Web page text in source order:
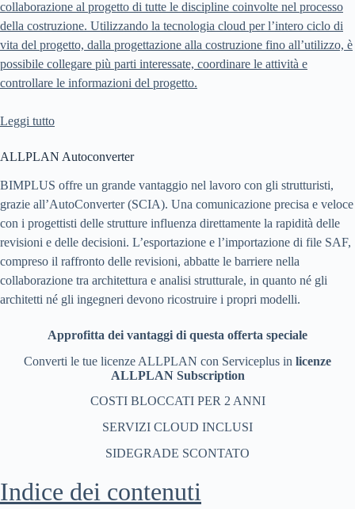
collaborazione al progetto di tutte le discipline coinvolte nel processo
della costruzione. Utilizzando la tecnologia cloud per l’intero ciclo di
vita del progetto, dalla progettazione alla costruzione fino all’utilizzo, è
possibile collegare più parti interessate, coordinare le attività e
controllare le informazioni del progetto.
Leggi tutto
ALLPLAN Autoconverter
BIMPLUS offre un grande vantaggio nel lavoro con gli strutturisti,
grazie all’AutoConverter (SCIA). Una comunicazione precisa e veloce
con i progettisti delle strutture influenza direttamente la rapidità delle
revisioni e delle decisioni. L’esportazione e l’importazione di file SAF,
compreso il raffronto delle revisioni, abbatte le barriere nella
collaborazione tra architettura e analisi strutturale, in quanto né gli
architetti né gli ingegneri devono ricostruire i propri modelli.
Approfitta dei vantaggi di questa offerta speciale
Converti le tue licenze ALLPLAN con Serviceplus in licenze
ALLPLAN Subscription
COSTI BLOCCATI PER 2 ANNI
SERVIZI CLOUD INCLUSI
SIDEGRADE SCONTATO
Indice dei contenuti